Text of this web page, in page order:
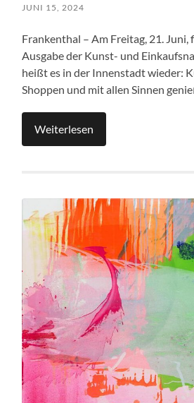
JUNI 15, 2024
Frankenthal – Am Freitag, 21. Juni,
Ausgabe der Kunst- und
heißt es in der Innenstadt wieder:
Shoppen und mit allen Sinnen
Weiterlesen